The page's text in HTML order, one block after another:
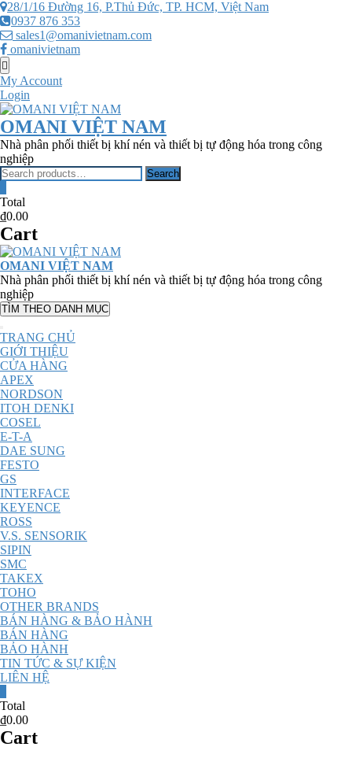
Skip
to
content
28/1/16 Đường 16, P.Thủ Đức, TP. HCM, Việt Nam
0937 876 353
sales1@omanivietnam.com
omanivietnam
Topbar
Menu
My Account
Login
OMANI VIỆT NAM
Nhà phân phối thiết bị khí nén và thiết bị tự động hóa trong công
nghiệp
Search
Search
Total
₫0.00
Cart
OMANI VIỆT NAM
Nhà phân phối thiết bị khí nén và thiết bị tự động hóa trong công
nghiệp
TÌM THEO DANH MỤC
TRANG CHỦ
GIỚI THIỆU
CỬA HÀNG
APEX
NORDSON
ITOH DENKI
COSEL
E-T-A
DAE SUNG
FESTO
GS
INTERFACE
KEYENCE
ROSS
V.S. SENSORIK
SIPIN
SMC
TAKEX
TOHO
OTHER BRANDS
BÁN HÀNG & BẢO HÀNH
BÁN HÀNG
BẢO HÀNH
TIN TỨC & SỰ KIỆN
LIÊN HỆ
Total
₫0.00
Cart